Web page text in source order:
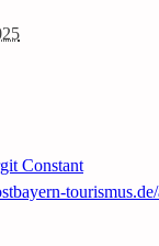
Constant